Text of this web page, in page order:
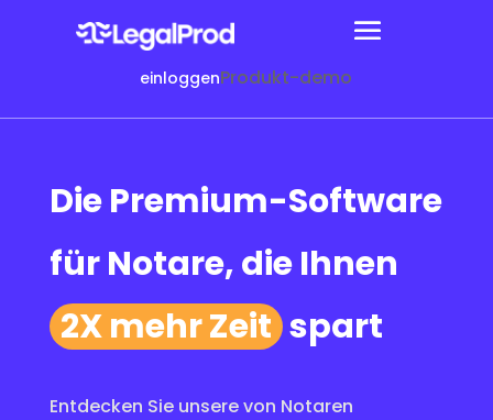
einloggenProdukt-demo
Die Premium-Software
für Notare, die Ihnen
2X mehr Zeit spart
Entdecken Sie unsere von Notaren